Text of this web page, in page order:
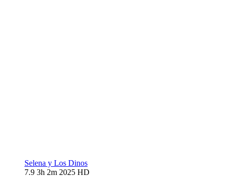
Selena y Los Dinos
7.9 3h 2m 2025 HD